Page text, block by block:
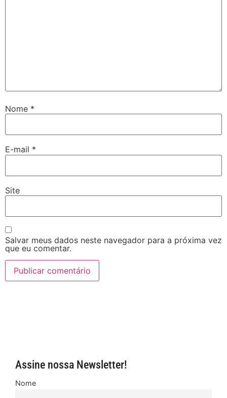
Nome *
E-mail *
Site
Salvar meus dados neste navegador para a próxima vez
que eu comentar.
Assine nossa Newsletter!
Nome